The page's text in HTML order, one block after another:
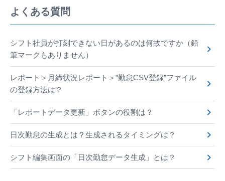
よくある質問
シフト社員が打刻できない日があるのは何故ですか（鉛
筆マークもありません）
レポート＞月締状況レポート＞”勤怠CSV登録”ファイル
の登録方法は？
「レポートデータ更新」ボタンの役割は？
日次勤怠の生成とは？生成されるタイミングは？
シフト編集画面の「日次勤怠データ生成」とは？